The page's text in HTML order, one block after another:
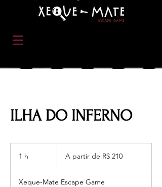
ILHA DO INFERNO
1 h
Reais
A partir de R$ 210
Xeque-Mate Escape Game